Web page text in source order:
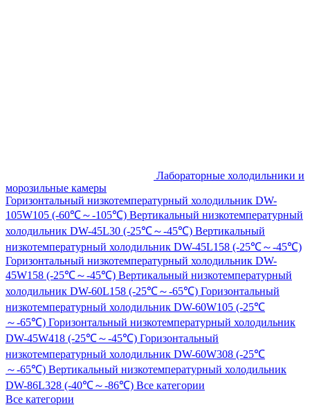
Лабораторные холодильники и
морозильные камеры
Горизонтальный низкотемпературный холодильник DW-
105W105 (-60℃～-105℃) Вертикальный низкотемпературный
холодильник DW-45L30 (-25℃～-45℃) Вертикальный
низкотемпературный холодильник DW-45L158 (-25℃～-45℃)
Горизонтальный низкотемпературный холодильник DW-
45W158 (-25℃～-45℃) Вертикальный низкотемпературный
холодильник DW-60L158 (-25℃～-65℃) Горизонтальный
низкотемпературный холодильник DW-60W105 (-25℃
～-65℃) Горизонтальный низкотемпературный холодильник
DW-45W418 (-25℃～-45℃) Горизонтальный
низкотемпературный холодильник DW-60W308 (-25℃
～-65℃) Вертикальный низкотемпературный холодильник
DW-86L328 (-40℃～-86℃) Все категории
Все категории